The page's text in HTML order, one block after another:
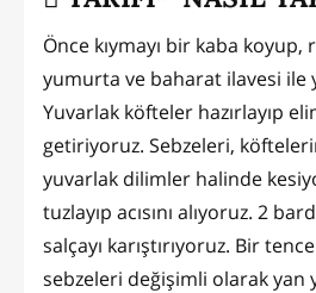
Önce kıymayı bir kaba
yumurta ve baharat ilavesi ile
Yuvarlak köfteler hazırlayıp
getiriyoruz. Sebzeleri,
yuvarlak dilimler halinde
tuzlayıp acısını alıyoruz. 2
salçayı karıştırıyoruz. Bir
sebzeleri değişimli olarak yan